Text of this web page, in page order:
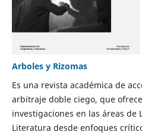
Arboles y Rizomas
Es una revista académica de
arbitraje doble ciego, que
investigaciones en las áreas de
Literatura desde enfoques